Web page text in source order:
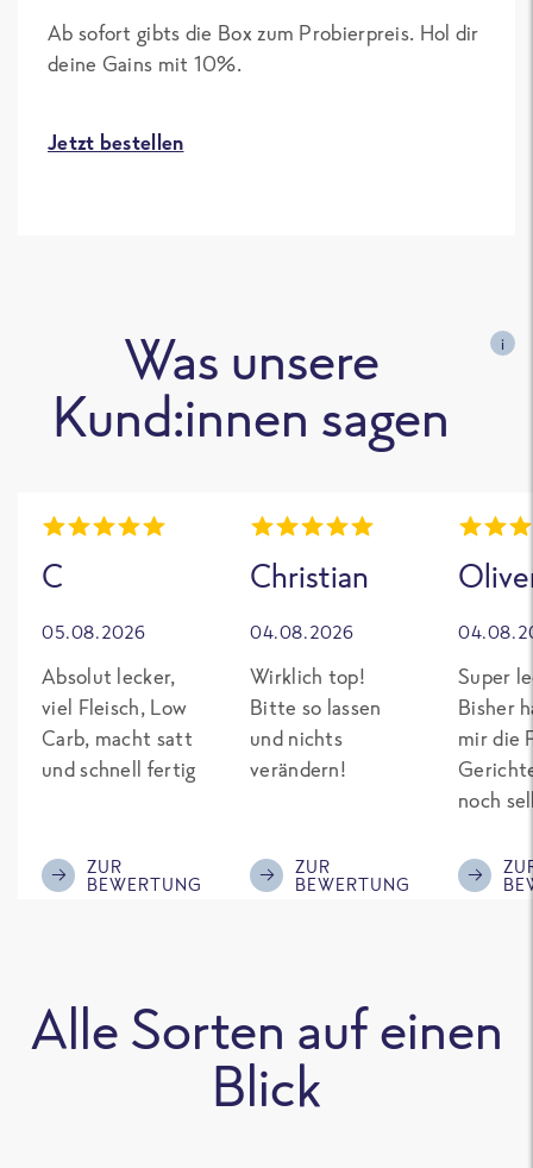
Ab sofort gibts die Box zum Probierpreis. Hol dir
deine Gains mit 10%.
Jetzt bestellen
Was unsere
Kund:innen sagen
i
C
05.08.2026
Absolut lecker,
viel Fleisch, Low
Carb, macht satt
und schnell fertig
ZUR
BEWERTUNG
Christian
04.08.2026
Wirklich top!
Bitte so lassen
und nichts
verändern!
ZUR
BEWERTUNG
Super
Bisher
mir die
noch
Eiweiß.
was
Alle Sorten auf einen
Blick